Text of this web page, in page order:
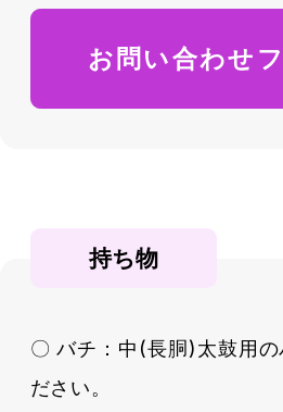
お問い合わせ
持ち物
〇 バチ：中(長胴)太鼓用の
ださい。